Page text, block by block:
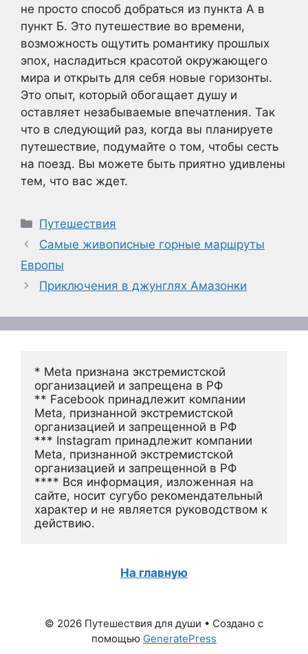
не просто способ добраться из пункта А в
пункт Б. Это путешествие во времени,
возможность ощутить романтику прошлых
эпох, насладиться красотой окружающего
мира и открыть для себя новые горизонты.
Это опыт, который обогащает душу и
оставляет незабываемые впечатления. Так
что в следующий раз, когда вы планируете
путешествие, подумайте о том, чтобы сесть
на поезд. Вы можете быть приятно удивлены
тем, что вас ждет.
Рубрики
Путешествия
Самые живописные горные маршруты
Европы
Приключения в джунглях Амазонки
* Meta признана экстремистской
организацией и запрещена в РФ
** Facebook принадлежит компании
Meta, признанной экстремистской
организацией и запрещенной в РФ
*** Instagram принадлежит компании
Meta, признанной экстремистской
организацией и запрещенной в РФ
**** Вся информация, изложенная на
сайте, носит сугубо рекомендательный
характер и не является руководством к
действию.
На главную
© 2026 Путешествия для души • Создано с
помощью GeneratePress